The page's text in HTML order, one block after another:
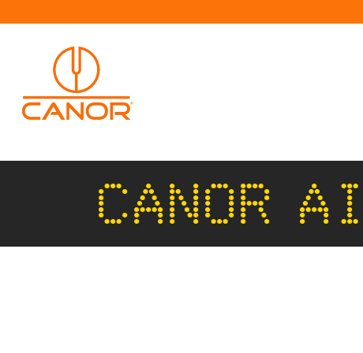
CANOR